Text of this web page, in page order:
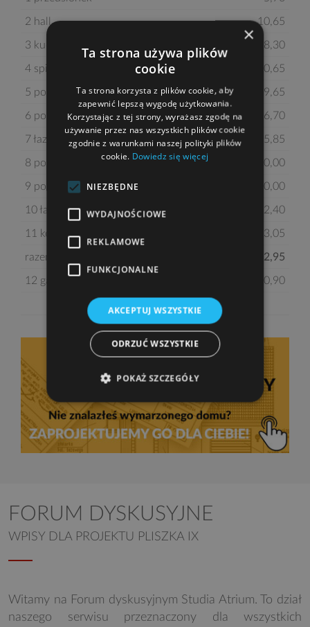
2 hall 10,65
3 kuchnia 8,30
4 spiżarka 0,65
5 pokój dzienny z jadalnią 29,65
6 pokój z garderobą 16,70
7 łazienka 5,85
8 pokój 10,00
9 pokój 10,00
10 łazienka 2,40
11 kotłownia 3,05
razem: 102,95
12 garaż 20,90
FORUM DYSKUSYJNE
WPISY DLA PROJEKTU PLISZKA IX
Witamy na Forum dyskusyjnym Studia Atrium. To dział
naszego serwisu przeznaczony dla wszystkich
×
Ta strona używa plików
cookie
Ta strona korzysta z plików cookie, aby
zapewnić lepszą wygodę użytkowania.
Korzystając z tej strony, wyrażasz zgodę na
używanie przez nas wszystkich plików cookie
zgodnie z warunkami naszej polityki plików
cookie. Dowiedz się więcej
NIEZBĘDNE
WYDAJNOŚCIOWE
REKLAMOWE
FUNKCJONALNE
AKCEPTUJ WSZYSTKIE
ODRZUĆ WSZYSTKIE
POKAŻ SZCZEGÓŁY